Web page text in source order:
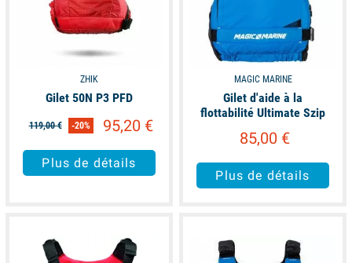
ZHIK
Gilet 50N P3 PFD
119,00 € -20% 95,20 €
Plus de détails
MAGIC MARINE
Gilet d'aide à la
flottabilité Ultimate Szip
85,00 €
Plus de détails